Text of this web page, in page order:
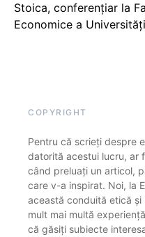
Stoica, conferențiar la
Economice a
COPYRIGHT
Pentru că scrieți despre
datorită acestui lucru, ar
când preluați un articol,
care v-a inspirat. Noi, la
această conduită etică
mult mai multă
că găsiți subiecte